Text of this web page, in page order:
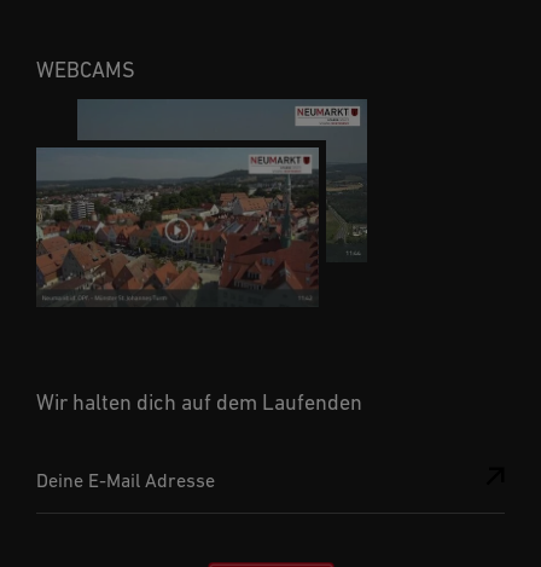
Wir halten dich auf dem Laufenden
Deine E-Mail Adresse
WEBCAMS